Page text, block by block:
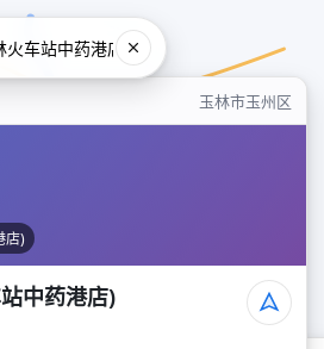
玉林市玉州区
店)
中药港店)